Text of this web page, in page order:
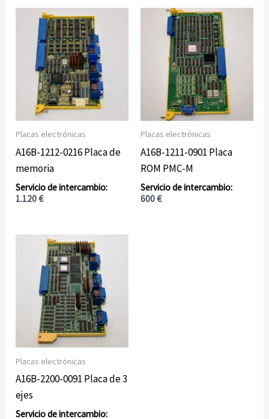
Placas electrónicas
A16B-1212-0216 Placa de
memoria
1.120€
Placas electrónicas
A16B-1211-0901 Placa
ROM PMC-M
600€
Placas electrónicas
A16B-2200-0091 Placa de 3
ejes